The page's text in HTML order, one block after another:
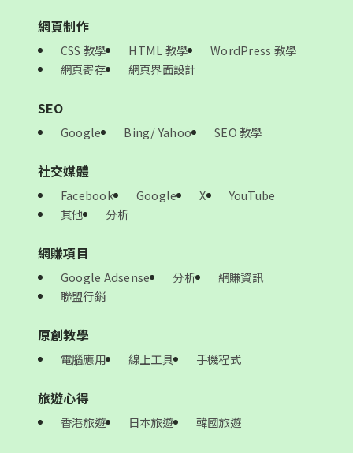
網頁制作
CSS 教學 HTML 教學
WordPress 教學
網頁寄存
網頁界面設計
SEO
Google Bing/ Yahoo SEO 教學
社交媒體
Facebook Google X
YouTube
其他
分析
網賺項目
Google Adsense 分析
網賺資訊
聯盟行銷
原創教學
電腦應用 線上工具 手機程式
旅遊心得
香港旅遊 日本旅遊 韓國旅遊